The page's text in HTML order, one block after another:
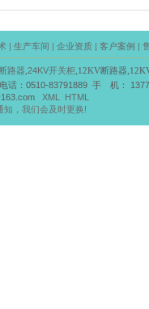
| 生产车间 | 企业资质 | 客户案例 |
路器 24KV开关柜 ,12KV断路器
电话： 0510-83791889 手 机：
XML
HTML
知，我们会及时更换!